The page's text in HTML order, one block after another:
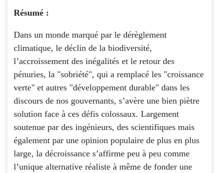
Résumé :
Dans un monde marqué par le dérèglement
climatique, le déclin de la biodiversité,
l’accroissement des inégalités et le retour des
pénuries, la "sobriété", qui a remplacé les "croissance
verte" et autres "développement durable" dans les
discours de nos gouvernants, s’avère une bien piètre
solution face à ces défis colossaux. Largement
soutenue par des ingénieurs, des scientifiques mais
également par une opinion populaire de plus en plus
large, la décroissance s’affirme peu à peu comme
l’unique alternative réaliste à même de fonder une